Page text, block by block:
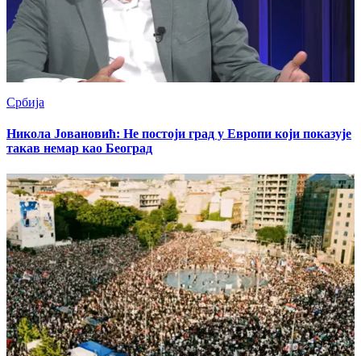
Србија
Никола Јовановић: Не постоји град у Европи који показује
такав немар као Београд